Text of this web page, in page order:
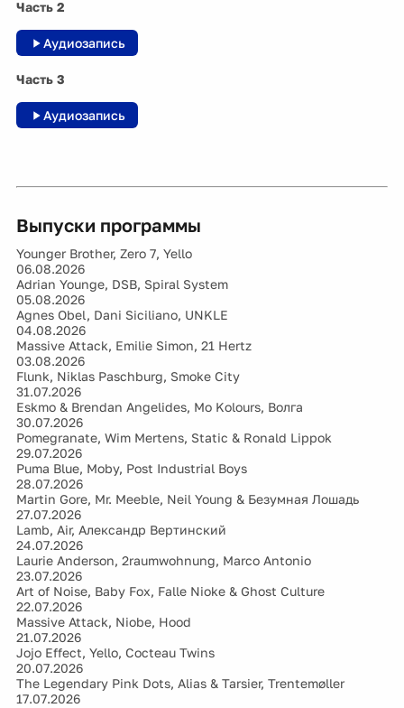
Часть 2
Аудиозапись
Часть 3
Аудиозапись
Выпуски программы
Younger Brother, Zero 7, Yello
06.08.2026
Adrian Younge, DSB, Spiral System
05.08.2026
Agnes Obel, Dani Siciliano, UNKLE
04.08.2026
Massive Attack, Emilie Simon, 21 Hertz
03.08.2026
Flunk, Niklas Paschburg, Smoke City
31.07.2026
Eskmo & Brendan Angelides, Mo Kolours, Волга
30.07.2026
Pomegranate, Wim Mertens, Static & Ronald Lippok
29.07.2026
Puma Blue, Moby, Post Industrial Boys
28.07.2026
Martin Gore, Mr. Meeble, Neil Young & Безумная Лошадь
27.07.2026
Lamb, Air, Александр Вертинский
24.07.2026
Laurie Anderson, 2raumwohnung, Marco Antonio
23.07.2026
Art of Noise, Baby Fox, Falle Nioke & Ghost Culture
22.07.2026
Massive Attack, Niobe, Hood
21.07.2026
Jojo Effect, Yello, Cocteau Twins
20.07.2026
The Legendary Pink Dots, Alias & Tarsier, Trentemøller
17.07.2026